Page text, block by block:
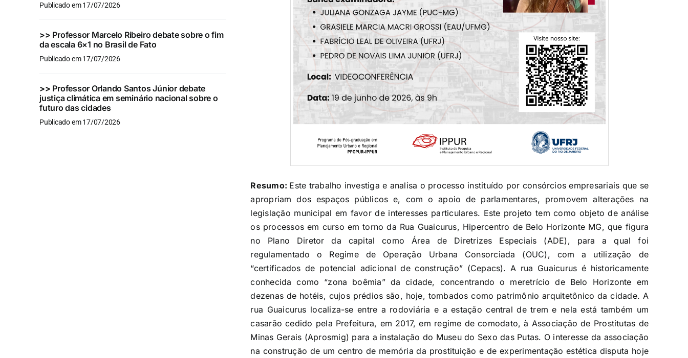
Publicado em 17/07/2026
>> Professor Marcelo Ribeiro debate sobre o fim
da escala 6×1 no Brasil de Fato
Publicado em 17/07/2026
>> Professor Orlando Santos Júnior debate
justiça climática em seminário nacional sobre o
futuro das cidades
Publicado em 17/07/2026
Resumo: Este trabalho investiga e analisa o processo instituído por consórcios empresariais que se
apropriam dos espaços públicos e, com o apoio de parlamentares, promovem alterações na
legislação municipal em favor de interesses particulares. Este projeto tem como objeto de análise
os processos em curso em torno da Rua Guaicurus, Hipercentro de Belo Horizonte MG, que figura
no Plano Diretor da capital como Área de Diretrizes Especiais (ADE), para a qual foi
regulamentado o Regime de Operação Urbana Consorciada (OUC), com a utilização de
“certificados de potencial adicional de construção” (Cepacs). A rua Guaicurus é historicamente
conhecida como “zona boêmia” da cidade, concentrando o meretrício de Belo Horizonte em
dezenas de hotéis, cujos prédios são, hoje, tombados como patrimônio arquitetônico da cidade. A
rua Guaicurus localiza-se entre a rodoviária e a estação central de trem e nela está também um
casarão cedido pela Prefeitura, em 2017, em regime de comodato, à Associação de Prostitutas de
Minas Gerais (Aprosmig) para a instalação do Museu do Sexo das Putas. O interesse da associação
na construção de um centro de memória da prostituição e de experimentação estética disputa hoje